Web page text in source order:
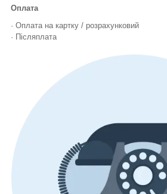
Оплата
· Оплата на картку / розрахунковий
· Післяплата